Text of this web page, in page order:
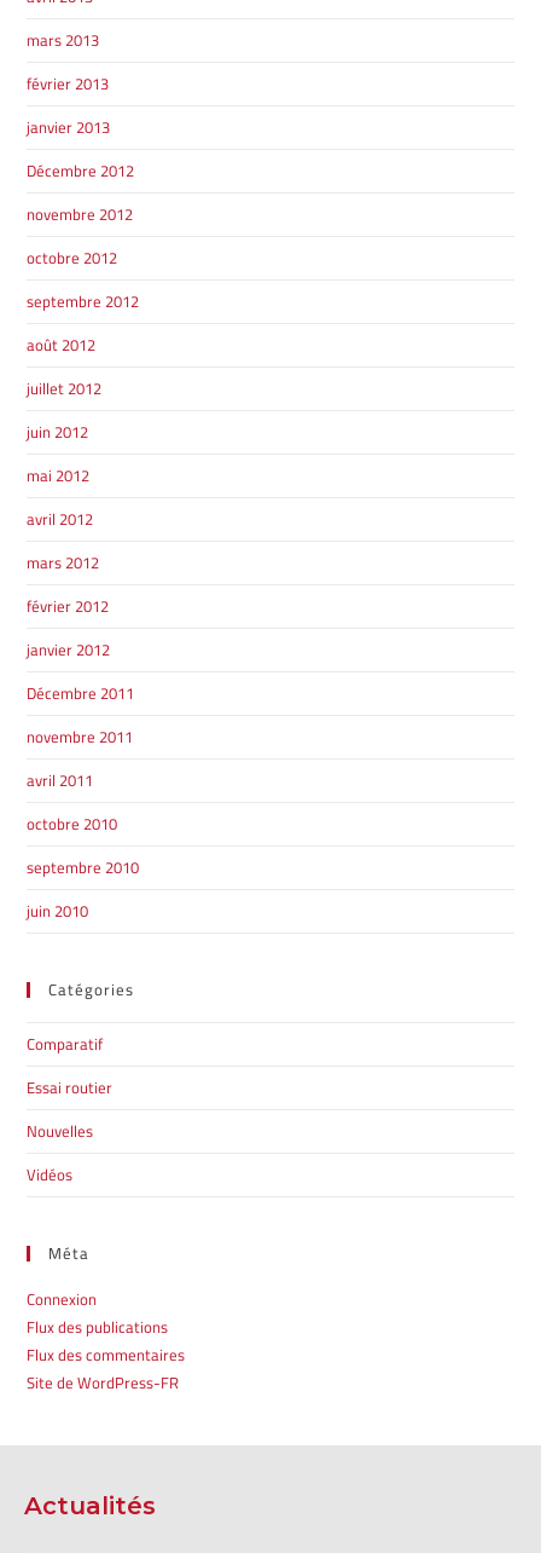
mars 2013
février 2013
janvier 2013
Décembre 2012
novembre 2012
octobre 2012
septembre 2012
août 2012
juillet 2012
juin 2012
mai 2012
avril 2012
mars 2012
février 2012
janvier 2012
Décembre 2011
novembre 2011
avril 2011
octobre 2010
septembre 2010
juin 2010
Catégories
Comparatif
Essai routier
Nouvelles
Vidéos
Méta
Connexion
Flux des publications
Flux des commentaires
Site de WordPress-FR
Actualités